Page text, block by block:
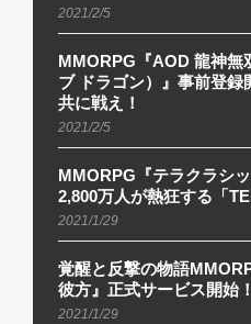
2021/2/5
MMORPG『AOD 龍神無
ブ ドラゴン）』事前登録
共に戦え！
2021/2/5
MMORPG『テラクラシ
2,800万人が熱狂する「
2021/1/29
覚醒と反撃の物語
彼方』正式サービス開始！
2021/1/29